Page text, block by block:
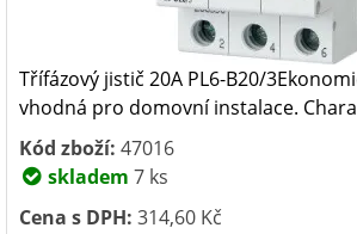
Třífázový jistič 20A PL6-B20/
vhodná pro domovní instalace.
Kód zboží: 47016
skladem 7 ks
Cena s DPH: 314,60 Kč